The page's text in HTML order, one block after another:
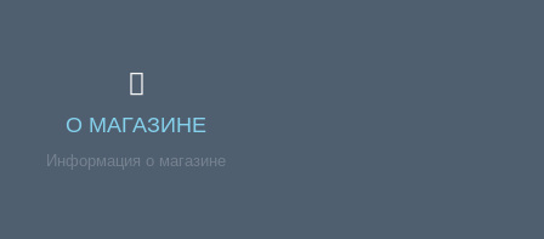
О МАГАЗИНЕ
Информация о магазине